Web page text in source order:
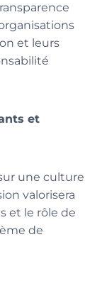
et leurs
et
une culture
valorisera
et le rôle de
de